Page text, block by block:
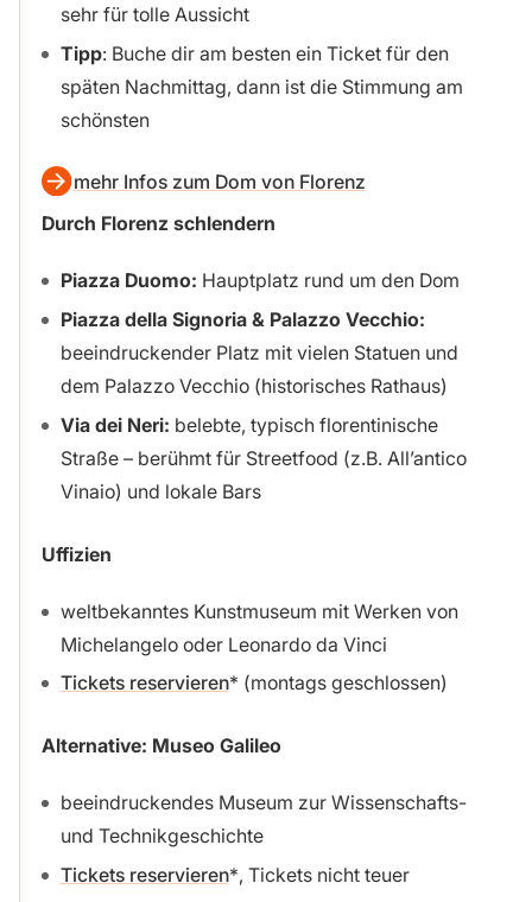
sehr für tolle Aussicht
Tipp: Buche dir am besten ein Ticket für den
späten Nachmittag, dann ist die Stimmung am
schönsten
mehr Infos zum Dom von Florenz
Durch Florenz schlendern
Piazza Duomo: Hauptplatz rund um den Dom
Piazza della Signoria & Palazzo Vecchio:
beeindruckender Platz mit vielen Statuen und
dem Palazzo Vecchio (historisches Rathaus)
Via dei Neri: belebte, typisch florentinische
Straße – berühmt für Streetfood (z.B. All’antico
Vinaio) und lokale Bars
Uffizien
weltbekanntes Kunstmuseum mit Werken von
Michelangelo oder Leonardo da Vinci
Tickets reservieren
(montags geschlossen)
Alternative: Museo Galileo
beeindruckendes Museum zur Wissenschafts-
und Technikgeschichte
Tickets reservieren , Tickets nicht teuer